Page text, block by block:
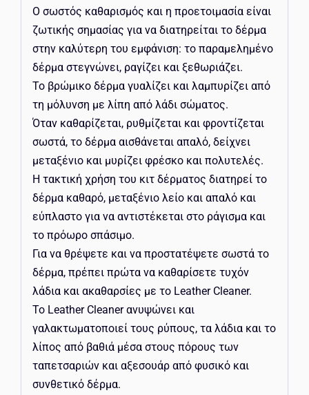
Ο σωστός καθαρισμός και η προετοιμασία είναι
ζωτικής σημασίας για να διατηρείται το δέρμα
στην καλύτερη του εμφάνιση: το παραμελημένο
δέρμα στεγνώνει, ραγίζει και ξεθωριάζει.
Το βρώμικο δέρμα γυαλίζει και λαμπυρίζει από
τη μόλυνση με λίπη από λάδι σώματος.
Όταν καθαρίζεται, ρυθμίζεται και φροντίζεται
σωστά, το δέρμα αισθάνεται απαλό, δείχνει
μεταξένιο και μυρίζει φρέσκο ​​και πολυτελές.
Η τακτική χρήση του κιτ δέρματος διατηρεί το
δέρμα καθαρό, μεταξένιο λείο και απαλό και
εύπλαστο για να αντιστέκεται στο ράγισμα και
το πρόωρο σπάσιμο.
Για να θρέψετε και να προστατέψετε σωστά το
δέρμα, πρέπει πρώτα να καθαρίσετε τυχόν
λάδια και ακαθαρσίες με το Leather Cleaner.
Το Leather Cleaner ανυψώνει και
γαλακτωματοποιεί τους ρύπους, τα λάδια και το
λίπος από βαθιά μέσα στους πόρους των
ταπετσαριών και αξεσουάρ από φυσικό και
συνθετικό δέρμα.